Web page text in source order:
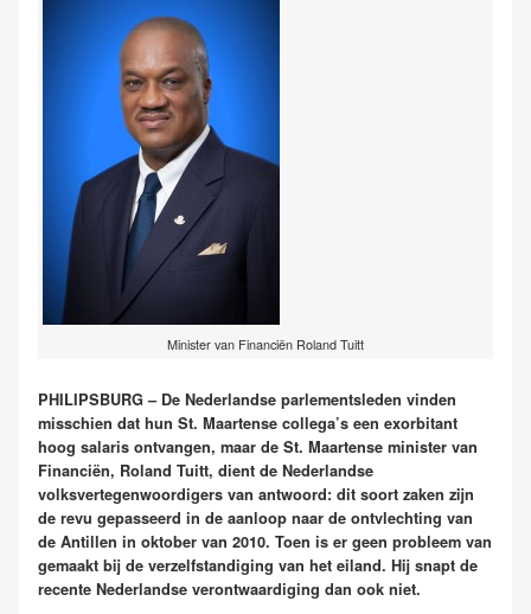
Minister van Financiën Roland Tuitt
PHILIPSBURG – De Nederlandse parlementsleden vinden
misschien dat hun St. Maartense collega’s een exorbitant
hoog salaris ontvangen, maar de St. Maartense minister van
Financiën, Roland Tuitt, dient de Nederlandse
volksvertegenwoordigers van antwoord: dit soort zaken zijn
de revu gepasseerd in de aanloop naar de ontvlechting van
de Antillen in oktober van 2010. Toen is er geen probleem van
gemaakt bij de verzelfstandiging van het eiland. Hij snapt de
recente Nederlandse verontwaardiging dan ook niet.